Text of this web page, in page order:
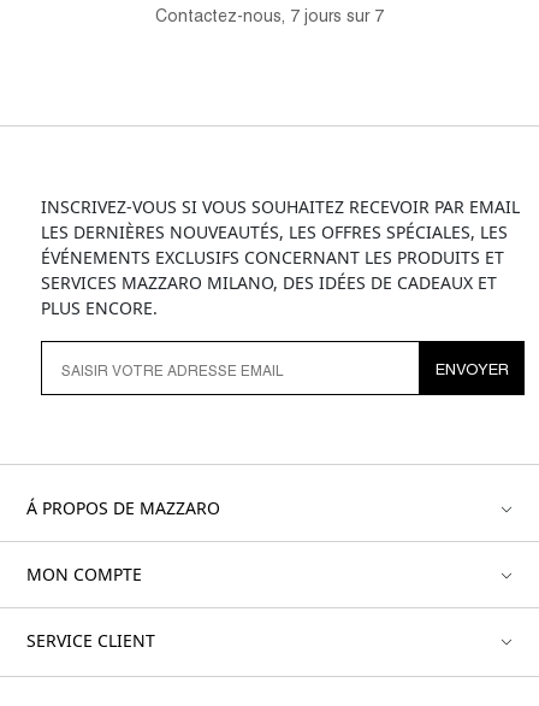
Contactez-nous, 7 jours sur 7
INSCRIVEZ-VOUS SI VOUS SOUHAITEZ RECEVOIR PAR EMAIL
LES DERNIÈRES NOUVEAUTÉS, LES OFFRES SPÉCIALES, LES
ÉVÉNEMENTS EXCLUSIFS CONCERNANT LES PRODUITS ET
SERVICES MAZZARO MILANO, DES IDÉES DE CADEAUX ET
PLUS ENCORE.
ENVOYER
Á PROPOS DE MAZZARO
MON COMPTE
SERVICE CLIENT